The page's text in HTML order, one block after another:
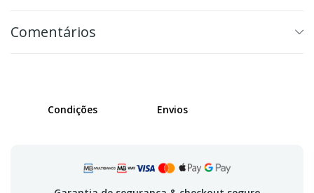
Comentários
Condições Envios